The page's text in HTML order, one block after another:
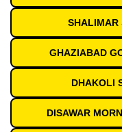
SHALIMAR
GHAZIABAD
DHAKOLI
DISAWAR